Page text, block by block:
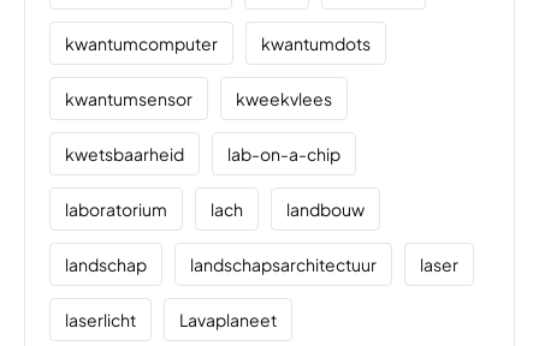
kwantumcomputer kwantumdots
kwantumsensor kweekvlees
kwetsbaarheid lab-on-a-chip
laboratorium lach landbouw
landschap landschapsarchitectuur laser
laserlicht Lavaplaneet